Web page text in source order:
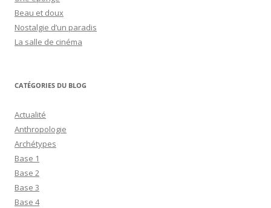
Beau et doux
Nostalgie d’un paradis
La salle de cinéma
CATÉGORIES DU BLOG
Actualité
Anthropologie
Archétypes
Base 1
Base 2
Base 3
Base 4